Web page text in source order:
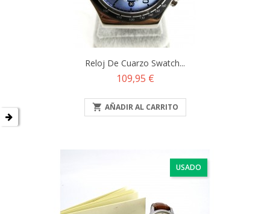
Reloj De Cuarzo Swatch...
Precio
109,95 €
 AÑADIR AL CARRITO
USADO